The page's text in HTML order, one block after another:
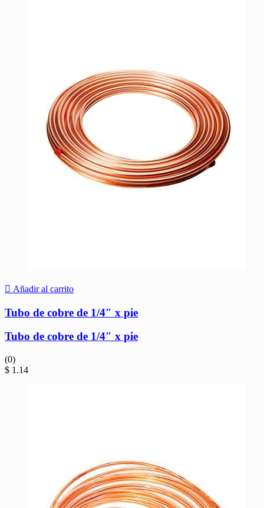
Añadir al carrito
Tubo de cobre de 1/4″ x pie
Tubo de cobre de 1/4″ x pie
(0)
$ 1.14